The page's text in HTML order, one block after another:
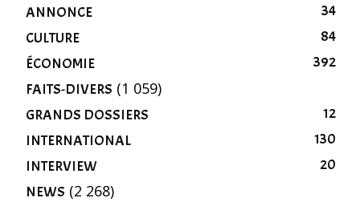
ANNONCE
34
CULTURE
84
ÉCONOMIE
392
FAITS-DIVERS (1 059)
GRANDS DOSSIERS
12
INTERNATIONAL
130
INTERVIEW
20
NEWS (2 268)